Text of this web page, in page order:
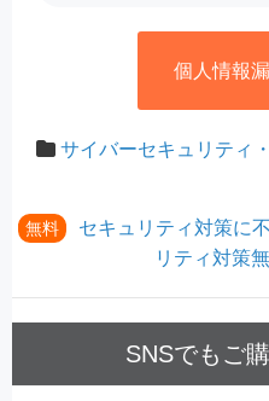
個人情報
サイバーセキュリティ
無料
セキュリティ対策に
リティ対策
SNSでもご